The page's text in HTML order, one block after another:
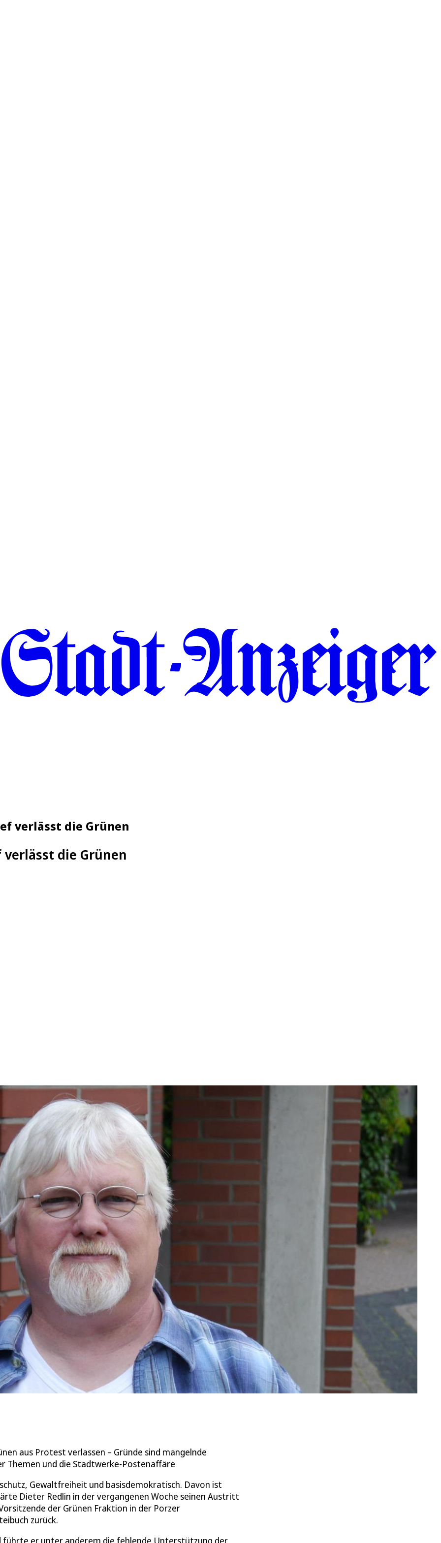
verlässt die Grünen
die Grünen
aus Protest verlassen – Gründe sind mangelnde
Themen und die Stadtwerke-Postenaffäre
Gewaltfreiheit und basisdemokratisch. Davon ist
Dieter Redlin in der vergangenen Woche seinen Austritt
der Grünen Fraktion in der Porzer
zurück.
führte er unter anderem die fehlende Unterstützung der